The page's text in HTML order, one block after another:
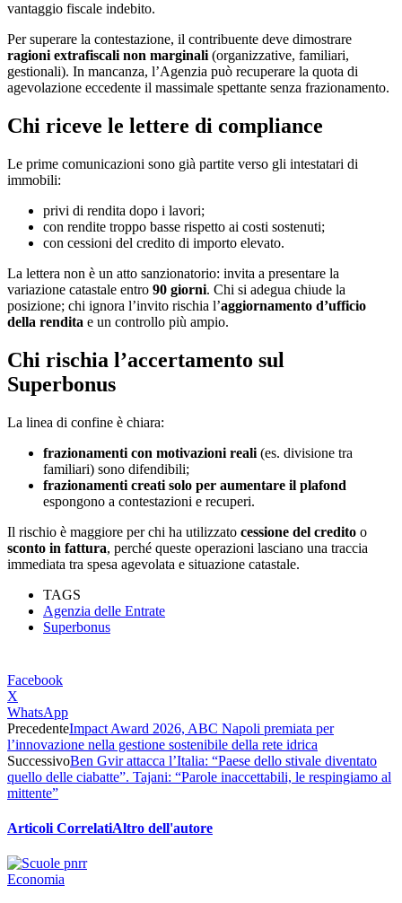
vantaggio fiscale indebito.
Per superare la contestazione, il contribuente deve dimostrare
ragioni extrafiscali non marginali (organizzative, familiari,
gestionali). In mancanza, l’Agenzia può recuperare la quota di
agevolazione eccedente il massimale spettante senza frazionamento.
Chi riceve le lettere di compliance
Le prime comunicazioni sono già partite verso gli intestatari di
immobili:
privi di rendita dopo i lavori;
con rendite troppo basse rispetto ai costi sostenuti;
con cessioni del credito di importo elevato.
La lettera non è un atto sanzionatorio: invita a presentare la
variazione catastale entro 90 giorni. Chi si adegua chiude la
posizione; chi ignora l’invito rischia l’aggiornamento d’ufficio
della rendita e un controllo più ampio.
Chi rischia l’accertamento sul
Superbonus
La linea di confine è chiara:
frazionamenti con motivazioni reali (es. divisione tra
familiari) sono difendibili;
frazionamenti creati solo per aumentare il plafond
espongono a contestazioni e recuperi.
Il rischio è maggiore per chi ha utilizzato cessione del credito o
sconto in fattura, perché queste operazioni lasciano una traccia
immediata tra spesa agevolata e situazione catastale.
TAGS
Agenzia delle Entrate
Superbonus
Facebook
X
WhatsApp
PrecedenteImpact Award 2026, ABC Napoli premiata per
l’innovazione nella gestione sostenibile della rete idrica
SuccessivoBen Gvir attacca l’Italia: “Paese dello stivale diventato
quello delle ciabatte”. Tajani: “Parole inaccettabili, le respingiamo al
mittente”
Articoli CorrelatiAltro dell'autore
Economia